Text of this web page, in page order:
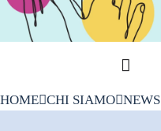
HOME CHI SIAMO NEWS